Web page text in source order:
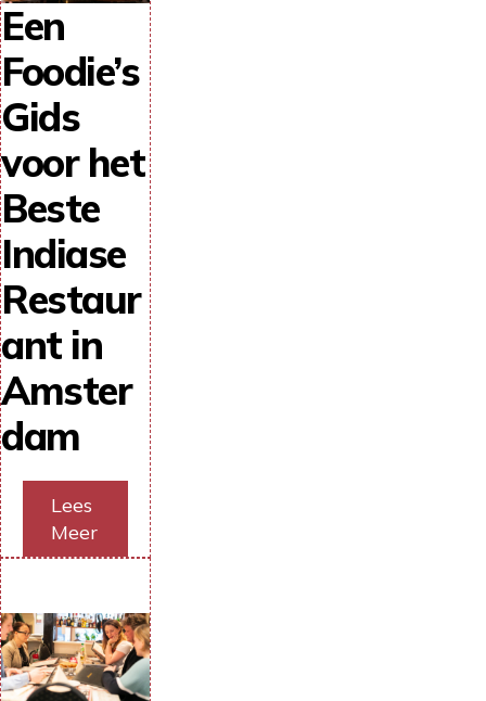
Een
Foodie’s
Gids
voor het
Beste
Indiase
Restaur
ant in
Amster
dam
Lees
Meer